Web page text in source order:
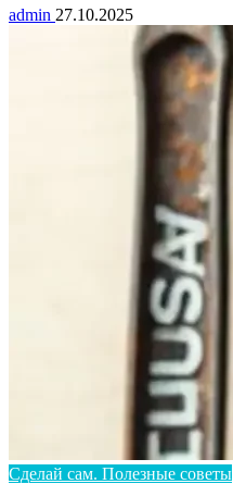
admin 27.10.2025
Сделай сам. Полезные советы